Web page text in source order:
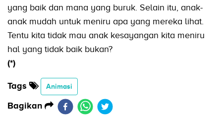
yang baik dan mana yang buruk. Selain itu, anak-
anak mudah untuk meniru apa yang mereka lihat.
Tentu kita tidak mau anak kesayangan kita meniru
hal yang tidak baik bukan?
(*)
Tags Animasi
Bagikan